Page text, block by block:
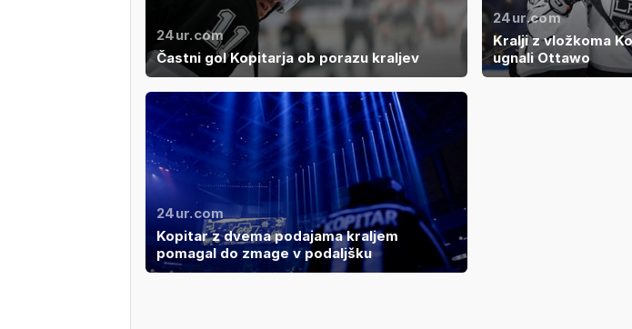
24ur.com
Častni gol Kopitarja ob porazu kraljev
24ur.com
Kralji z vložkoma
ugnali Ottawo
24ur.com
Kopitar z dvema podajama kraljem
pomagal do zmage v podaljšku